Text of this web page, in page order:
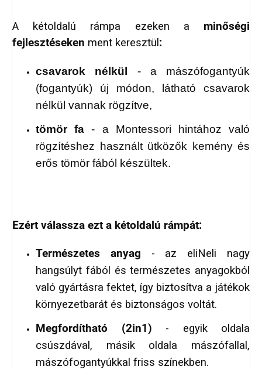
A kétoldalú rámpa ezeken a minőségi
fejlesztéseken ment keresztül:
csavarok nélkül
- a mászófogantyúk
(fogantyúk) új módon, látható csavarok
nélkül vannak rögzítve,
tömör fa - a Montessori hintához való
rögzítéshez használt ütközők kemény és
erős tömör fából készültek.
Ezért válassza ezt a kétoldalú rámpát:
Természetes anyag - az eliNeli nagy
hangsúlyt fából és természetes anyagokból
való gyártásra fektet, így biztosítva a játékok
környezetbarát és biztonságos voltát.
Megfordítható (2in1) - egyik oldala
csúszdával, másik oldala mászófallal,
mászófogantyúkkal friss színekben.